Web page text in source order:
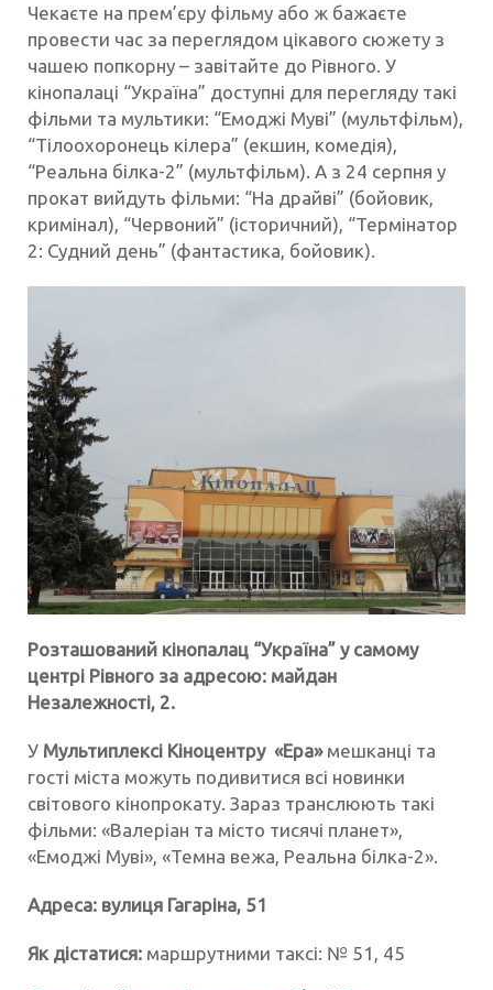
Чекаєте на прем’єру фільму або ж бажаєте
провести час за переглядом цікавого сюжету з
чашею попкорну – завітайте до Рівного. У
кінопалаці “Україна” доступні для перегляду такі
фільми та мультики: “Емоджі Муві” (мультфільм),
“Тілоохоронець кілера” (екшин, комедія),
“Реальна білка-2” (мультфільм). А з 24 серпня у
прокат вийдуть фільми: “На драйві” (бойовик,
кримінал), “Червоний” (історичний), “Термінатор
2: Судний день” (фантастика, бойовик).
Розташований кінопалац “Україна” у самому
центрі Рівного за адресою: майдан
Незалежності, 2.
У Мультиплексі Кіноцентру «Ера»мешканці та
гості міста можуть подивитися всі новинки
світового кінопрокату. Зараз транслюють такі
фільми: «Валеріан та місто тисячі планет»,
«Емоджі Муві», «Темна вежа, Реальна білка-2».
Адреса: вулиця Гагаріна, 51
Як дістатися: маршрутними таксі: № 51, 45